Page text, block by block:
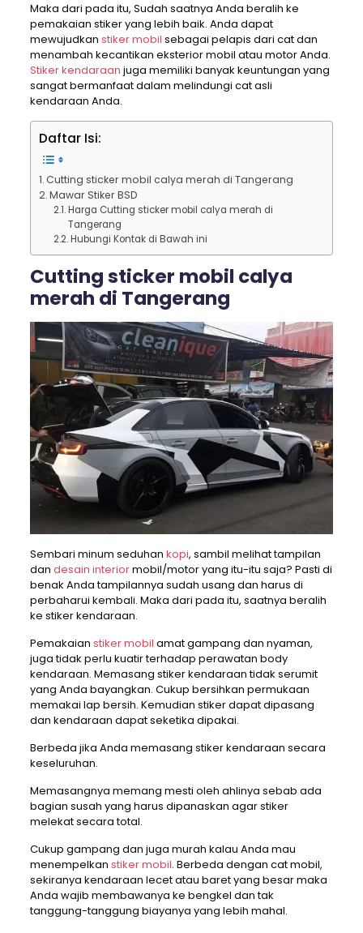
Maka dari pada itu, Sudah saatnya Anda beralih ke
pemakaian stiker yang lebih baik. Anda dapat
mewujudkan stiker mobil sebagai pelapis dari cat dan
menambah kecantikan eksterior mobil atau motor Anda.
Stiker kendaraan juga memiliki banyak keuntungan yang
sangat bermanfaat dalam melindungi cat asli
kendaraan Anda.
Daftar Isi:
Cutting sticker mobil calya merah di Tangerang
Mawar Stiker BSD
Harga Cutting sticker mobil calya merah di
Tangerang
Hubungi Kontak di Bawah ini
Cutting sticker mobil calya
merah di Tangerang
Sembari minum seduhan kopi, sambil melihat tampilan
dan desain interiormobil/motor yang itu-itu saja? Pasti di
benak Anda tampilannya sudah usang dan harus di
perbaharui kembali. Maka dari pada itu, saatnya beralih
ke stiker kendaraan.
Pemakaian stiker mobil amat gampang dan nyaman,
juga tidak perlu kuatir terhadap perawatan body
kendaraan. Memasang stiker kendaraan tidak serumit
yang Anda bayangkan. Cukup bersihkan permukaan
memakai lap bersih. Kemudian stiker dapat dipasang
dan kendaraan dapat seketika dipakai.
Berbeda jika Anda memasang stiker kendaraan secara
keseluruhan.
Memasangnya memang mesti oleh ahlinya sebab ada
bagian susah yang harus dipanaskan agar stiker
melekat secara total.
Cukup gampang dan juga murah kalau Anda mau
menempelkan stiker mobil. Berbeda dengan cat mobil,
sekiranya kendaraan lecet atau baret yang besar maka
Anda wajib membawanya ke bengkel dan tak
tanggung-tanggung biayanya yang lebih mahal.